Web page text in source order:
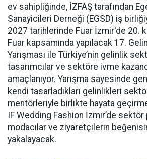
ev sahipliğinde, İZFAŞ tarafından
Sanayicileri Derneği (EGSD) iş
2027 tarihlerinde Fuar İzmir'de 20.
Fuar kapsamında yapılacak 17.
Yarışması ile Türkiye’nin gelinlik
tasarımcılar ve sektöre ivme
amaçlanıyor. Yarışma sayesinde
kendi tasarladıkları gelinlikleri
mentörleriyle birlikte hayata geçirme
IF Wedding Fashion İzmir’de
modacılar ve ziyaretçilerin
yakalayacak.